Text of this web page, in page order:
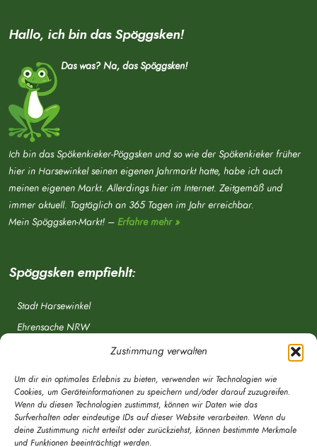
Zustimmung verwalten
Um dir ein optimales Erlebnis zu bieten, verwenden wir Technologien wie
Cookies, um Geräteinformationen zu speichern und/oder darauf zuzugreifen.
Wenn du diesen Technologien zustimmst, können wir Daten wie das
Surfverhalten oder eindeutige IDs auf dieser Website verarbeiten. Wenn du
deine Zustimmung nicht erteilst oder zurückziehst, können bestimmte Merkmale
und Funktionen beeinträchtigt werden.
Hallo, ich bin das Spöggsken!
Das was? Na, das Spöggsken!
Ich bin das Spökenkieker-Pöggsken und so wie der Spökenkieker früher
hier in Harsewinkel seinen eigenen Jahrmarkt hatte, habe ich auch
meinen eigenen Markt. Allerdings hier im Internet. Zeitgemäß und
immer aktuell. Tagtäglich an 365 Tagen im Jahr erreichbar.
Mein Spöggsken-Markt! – Erfahre mehr »
Spöggsken empfiehlt:
Stadt Harsewinkel
Ehrensache NRW
OWL Verkehr
Greffen.de
Verkehrsverein Harsewinkel e. V.